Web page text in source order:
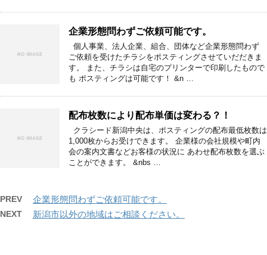
企業形態問わずご依頼可能です。
個人事業、法人企業、組合、団体など企業形態問わず
ご依頼を受けたチラシをポスティングさせていだだきま
す。 また、チラシは自宅のプリンターで印刷したもので
も ポスティングは可能です！ &n …
配布枚数により配布単価は変わる？！
クラシード新潟中央は、ポスティングの配布最低枚数は
1,000枚からお受けできます。 企業様の会社規模や町内
会の案内文書などお客様の状況に あわせ配布枚数を選ぶ
ことができます。 &nbs …
PREV 企業形態問わずご依頼可能です。
NEXT 新潟市以外の地域はご相談ください。